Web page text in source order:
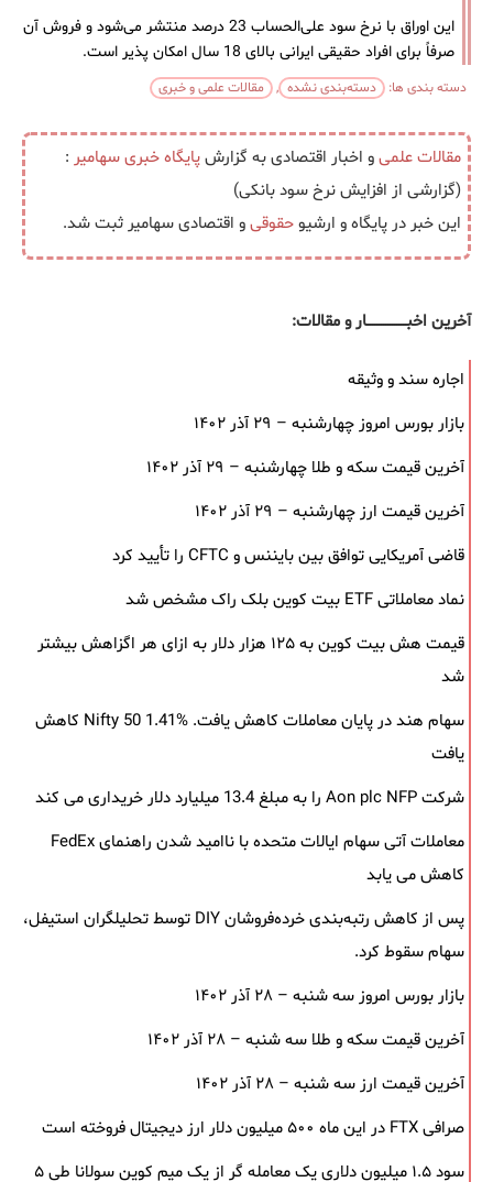
این اوراق با نرخ سود علی‌الحساب 23 درصد منتشر می‌شود و فروش آن
صرفاً برای افراد حقیقی ایرانی بالای 18 سال امکان پذیر است.
دسته بندی ها: دسته‌بندی نشده , مقالات علمی و خبری
مقالات علمیو اخبار اقتصادی به گزارشپایگاه خبریسهامیر :
(گزارشی از افزایش نرخ سود بانکی)
این خبر در پایگاه و ارشیوحقوقیو اقتصادی سهامیر ثبت شد.
آخرین اخبــــــــــــــــــار و مقالات:
اجاره سند و وثیقه
بازار بورس امروز چهارشنبه – ۲۹ آذر ۱۴۰۲
آخرین قیمت سکه و طلا چهارشنبه – ۲۹ آذر ۱۴۰۲
آخرین قیمت ارز چهارشنبه – ۲۹ آذر ۱۴۰۲
قاضی آمریکایی توافق بین بایننس و CFTC را تأیید کرد
نماد معاملاتی ETF بیت کوین بلک ‌راک مشخص شد
قیمت هش بیت کوین به ۱۲۵ هزار دلار به‌ ازای هر اگزاهش بیشتر
شد
سهام هند در پایان معاملات کاهش یافت. Nifty 50 1.41% کاهش
یافت
شرکت Aon plc NFP را به مبلغ 13.4 میلیارد دلار خریداری می کند
معاملات آتی سهام ایالات متحده با ناامید شدن راهنمای FedEx
کاهش می یابد
پس از کاهش رتبه‌بندی خرده‌فروشان DIY توسط تحلیلگران استیفل،
سهام سقوط کرد.
بازار بورس امروز سه شنبه – ۲۸ آذر ۱۴۰۲
آخرین قیمت سکه و طلا سه شنبه – ۲۸ آذر ۱۴۰۲
آخرین قیمت ارز سه شنبه – ۲۸ آذر ۱۴۰۲
صرافی FTX در این ماه ۵۰۰ میلیون دلار ارز دیجیتال فروخته است
سود ۱.۵ میلیون دلاری یک معامله ‌گر از یک میم‌ کوین سولانا طی ۵